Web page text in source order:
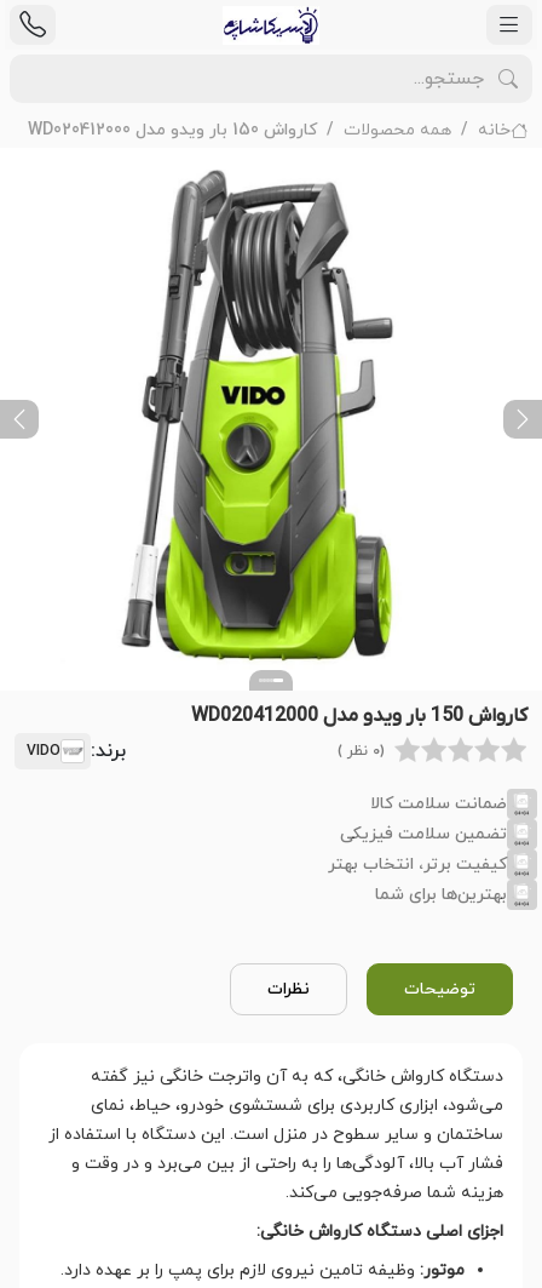
خانه همه محصولات کارواش 150 بار ویدو مدل WD020412000
Previous
کارواش 150 بار ویدو مدل WD020412000
(0 نظر ) برند: VIDO
ضمانت سلامت کالا
تضمین سلامت فیزیکی
کیفیت برتر، انتخاب بهتر
بهترین‌ها برای شما
توضیحات نظرات
دستگاه کارواش خانگی، که به آن واترجت خانگی نیز گفته
می‌شود، ابزاری کاربردی برای شستشوی خودرو، حیاط، نمای
ساختمان و سایر سطوح در منزل است. این دستگاه با استفاده از
فشار آب بالا، آلودگی‌ها را به راحتی از بین می‌برد و در وقت و
هزینه شما صرفه‌جویی می‌کند.
اجزای اصلی دستگاه کارواش خانگی:
موتور: وظیفه تامین نیروی لازم برای پمپ را بر عهده دارد.